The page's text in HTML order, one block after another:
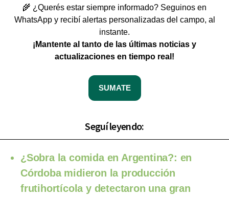
🌾 ¿Querés estar siempre informado? Seguinos en
WhatsApp y recibí alertas personalizadas del campo, al
instante.
¡Mantente al tanto de las últimas noticias y
actualizaciones en tiempo real!
SUMATE
Seguí leyendo:
¿Sobra la comida en Argentina?: en
Córdoba midieron la producción
frutihortícola y detectaron una gran